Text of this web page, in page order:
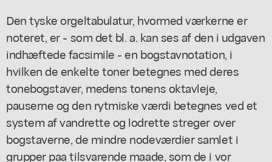
Den tyske orgeltabulatur, hvormed værkerne er
noteret, er - som det bl. a. kan ses af den i udgaven
indhæftede facsimile - en bogstavnotation, i
hvilken de enkelte toner betegnes med deres
tonebogstaver, medens tonens oktavleje,
pauserne og den rytmiske værdi betegnes ved et
system af vandrette og lodrette streger over
bogstaverne, de mindre nodeværdier samlet i
grupper paa tilsvarende maade, som de i vor